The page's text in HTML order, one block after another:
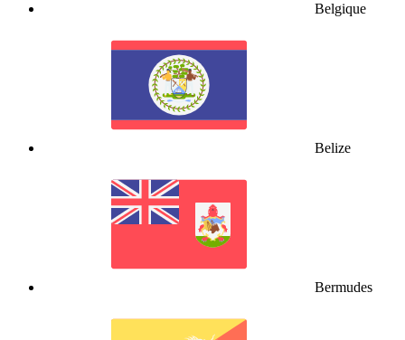
Belgique
Belize
Bermudes